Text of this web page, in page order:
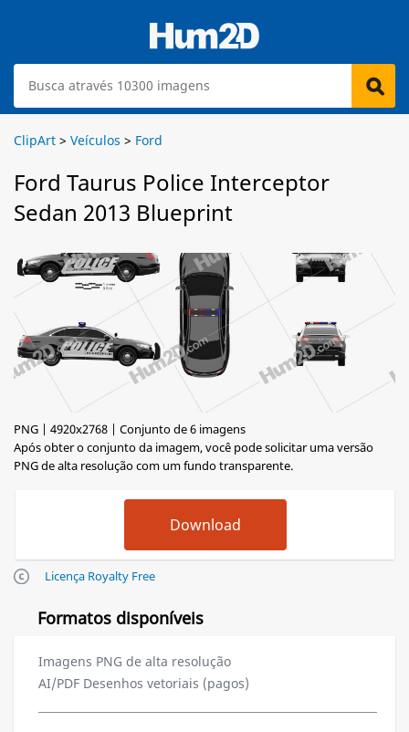
ClipArt > Veículos > Ford
Ford Taurus Police Interceptor
Sedan 2013 Blueprint
PNG | 4920x2768 | Conjunto de 6 imagens
Após obter o conjunto da imagem, você pode solicitar uma versão
PNG de alta resolução com um fundo transparente.
Licença Royalty Free
Formatos disponíveis
Imagens PNG de alta resolução
AI/PDF Desenhos vetoriais (pagos)